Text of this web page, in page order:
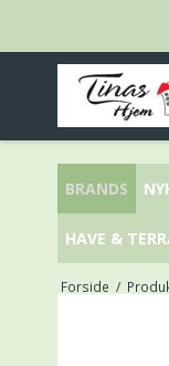
BRANDS
HAVE &
Forside /